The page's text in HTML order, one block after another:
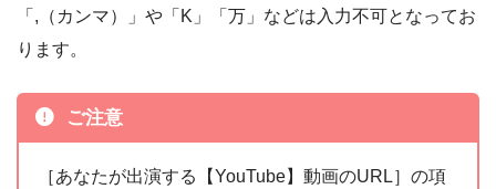
「,（カンマ）」や「K」「万」などは入力不可となってお
ります。
ご注意
［あなたが出演する【YouTube】動画のURL］の項